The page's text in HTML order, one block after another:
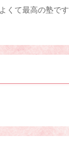
くて最高の塾で